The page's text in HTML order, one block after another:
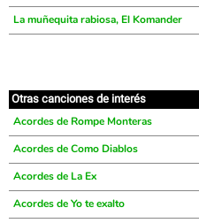
La muñequita rabiosa, El Komander
Otras canciones de interés
Acordes de Rompe Monteras
Acordes de Como Diablos
Acordes de La Ex
Acordes de Yo te exalto